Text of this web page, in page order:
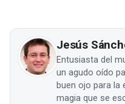
Jesús
Entusiasta del
un agudo oído
buen ojo para la
magia que se